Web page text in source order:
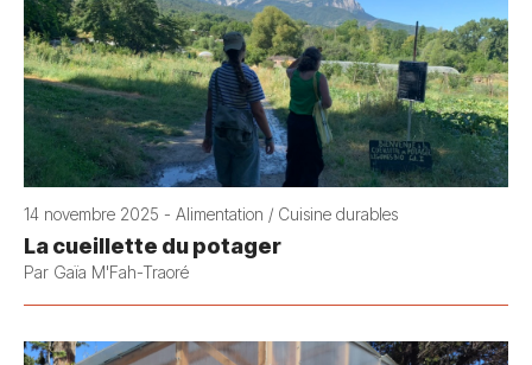
14 novembre 2025 - Alimentation / Cuisine durables
La cueillette du potager
Par Gaïa M'Fah-Traoré